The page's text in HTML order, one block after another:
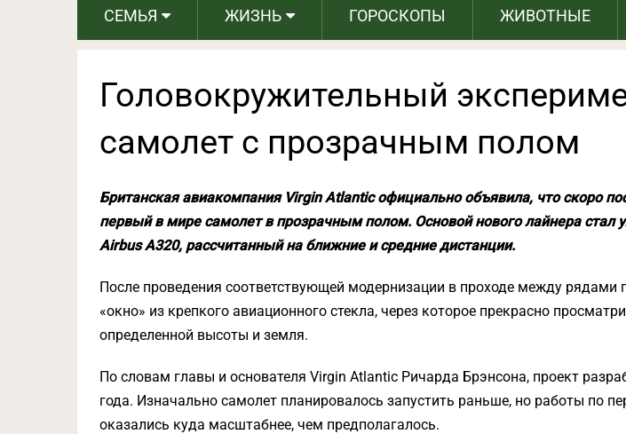
СЕМЬЯ ЖИЗНЬ ГОРОСКОПЫ ЖИВОТНЫЕ
Головокружительный
самолет с прозрачным полом
Британская авиакомпания Virgin Atlantic официально объявила, что скоро
первый в мире самолет в прозрачным полом. Основой нового лайнера
Airbus A320, рассчитанный на ближние и средние дистанции.
После проведения соответствующей модернизации в проходе между рядами
«окно» из крепкого авиационного стекла, через которое прекрасно
определенной высоты и земля.
По словам главы и основателя Virgin Atlantic Ричарда Брэнсона, проект
года. Изначально самолет планировалось запустить раньше, но работы по
оказались куда масштабнее, чем предполагалось.